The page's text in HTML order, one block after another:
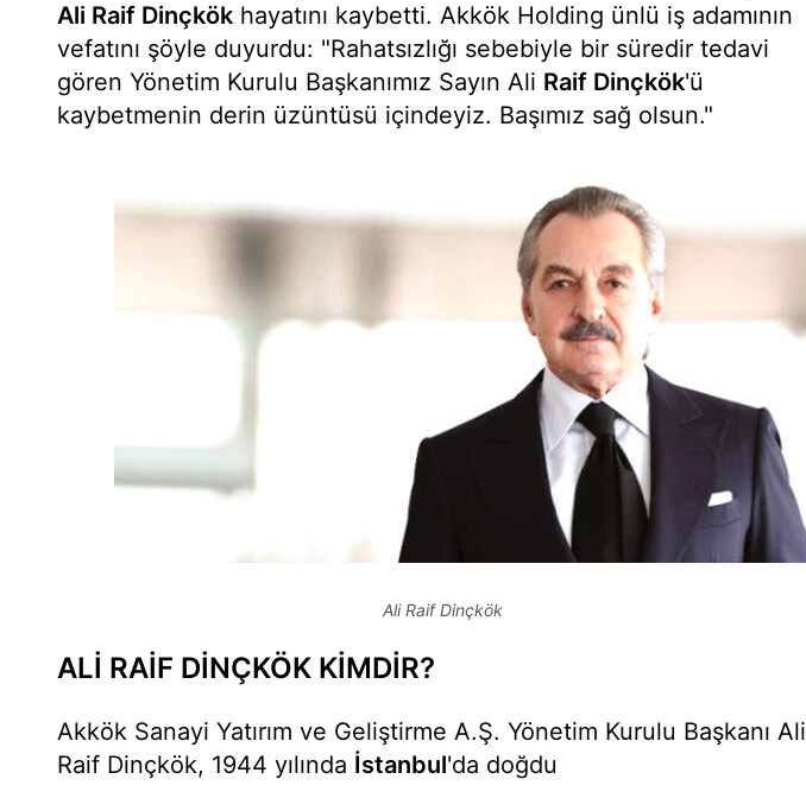
Ali Raif Dinçkök hayatını kaybetti. Akkök Holding ünlü iş adamının
vefatını şöyle duyurdu: "Rahatsızlığı sebebiyle bir süredir tedavi
gören Yönetim Kurulu Başkanımız Sayın Ali Raif Dinçkök'ü
kaybetmenin derin üzüntüsü içindeyiz. Başımız sağ olsun."
Ali Raif Dinçkök
ALİ RAİF DİNÇKÖK KİMDİR?
Akkök Sanayi Yatırım ve Geliştirme A.Ş. Yönetim Kurulu Başkanı Ali
Raif Dinçkök, 1944 yılında İstanbul'da doğdu